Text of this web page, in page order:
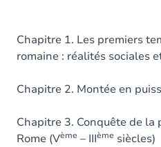
Chapitre 1. Les premiers
romaine : réalités sociales
Chapitre 2. Montée en
Chapitre 3. Conquête de
Rome (Vème – IIIème siècles)